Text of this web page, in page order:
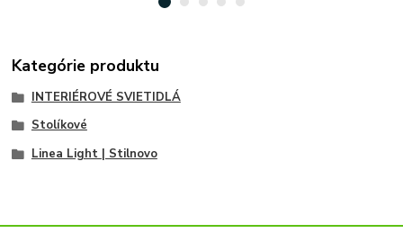
Kategórie produktu
INTERIÉROVÉ SVIETIDLÁ
Stolíkové
Linea Light | Stilnovo